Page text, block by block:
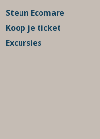
Steun Ecomare
Koop je ticket
Excursies